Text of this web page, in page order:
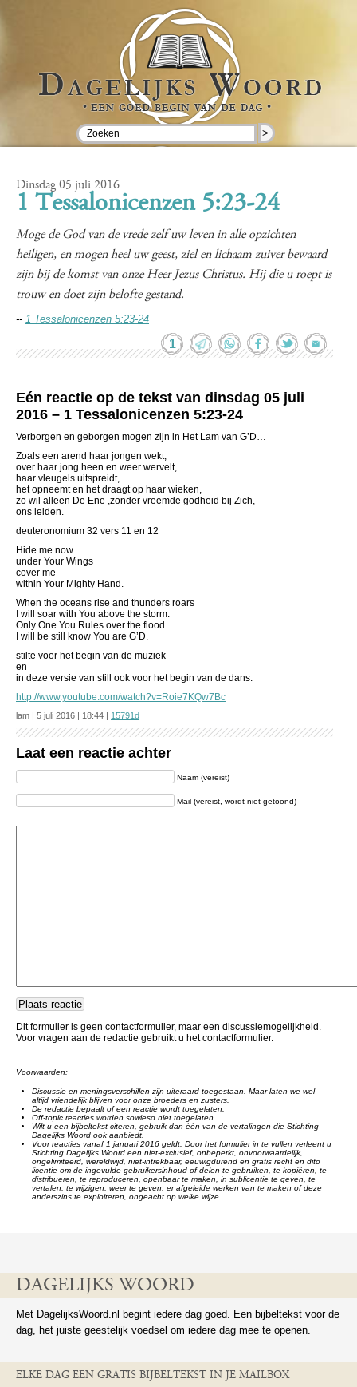
>
Dinsdag 05 juli 2016
1 Tessalonicenzen 5:23-24
Moge de God van de vrede zelf uw leven in alle opzichten
heiligen, en mogen heel uw geest, ziel en lichaam zuiver bewaard
zijn bij de komst van onze Heer Jezus Christus. Hij die u roept is
trouw en doet zijn belofte gestand.
-- 1 Tessalonicenzen 5:23-24
1
Eén reactie op de tekst van dinsdag 05 juli
2016 – 1 Tessalonicenzen 5:23-24
Verborgen en geborgen mogen zijn in Het Lam van G’D…
Zoals een arend haar jongen wekt,
over haar jong heen en weer wervelt,
haar vleugels uitspreidt,
het opneemt en het draagt op haar wieken,
zo wil alleen De Ene ,zonder vreemde godheid bij Zich,
ons leiden.
deuteronomium 32 vers 11 en 12
Hide me now
under Your Wings
cover me
within Your Mighty Hand.
When the oceans rise and thunders roars
I will soar with You above the storm.
Only One You Rules over the flood
I will be still know You are G’D.
stilte voor het begin van de muziek
en
in deze versie van still ook voor het begin van de dans.
http://www.youtube.com/watch?v=Roie7KQw7Bc
lam | 5 juli 2016 | 18:44 | 15791d
Laat een reactie achter
Naam (vereist)
Mail (vereist, wordt niet getoond)
Dit formulier is geen contactformulier, maar een discussiemogelijkheid.
Voor vragen aan de redactie gebruikt u het contactformulier.
Voorwaarden:
Discussie en meningsverschillen zijn uiteraard toegestaan. Maar laten we wel
altijd vriendelijk blijven voor onze broeders en zusters.
De redactie bepaalt of een reactie wordt toegelaten.
Off-topic reacties worden sowieso niet toegelaten.
Wilt u een bijbeltekst citeren, gebruik dan één van de vertalingen die Stichting
Dagelijks Woord ook aanbiedt.
Voor reacties vanaf 1 januari 2016 geldt: Door het formulier in te vullen verleent u
Stichting Dagelijks Woord een niet-exclusief, onbeperkt, onvoorwaardelijk,
ongelimiteerd, wereldwijd, niet-intrekbaar, eeuwigdurend en gratis recht en dito
licentie om de ingevulde gebruikersinhoud of delen te gebruiken, te kopiëren, te
distribueren, te reproduceren, openbaar te maken, in sublicentie te geven, te
vertalen, te wijzigen, weer te geven, er afgeleide werken van te maken of deze
anderszins te exploiteren, ongeacht op welke wijze.
DAGELIJKS WOORD
Met DagelijksWoord.nl begint iedere dag goed. Een bijbeltekst voor de
dag, het juiste geestelijk voedsel om iedere dag mee te openen.
ELKE DAG EEN GRATIS BIJBELTEKST IN JE MAILBOX